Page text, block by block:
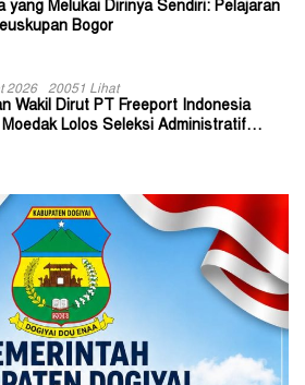
yang Melukai Dirinya Sendiri: Pelajaran
Bogor
2026 20051 Lihat
Wakil Dirut PT Freeport Indonesia
Lolos Seleksi Administratif